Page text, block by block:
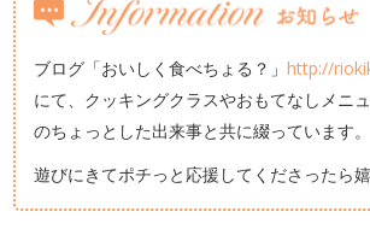
ブログ「おいしく食べちょる？」http://
にて、クッキングクラスやおもてなしメニ
のちょっとした出来事と共に綴っています。
遊びにきてポチっと応援してくださったら